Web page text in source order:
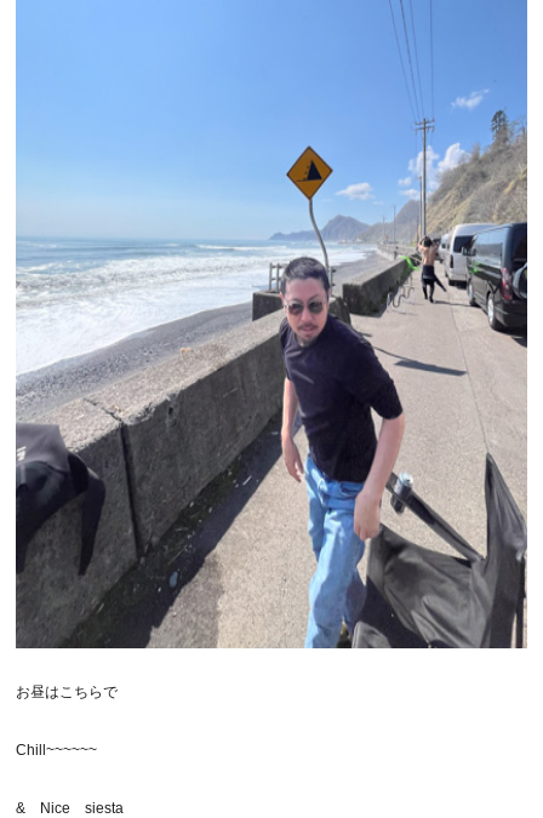
お昼はこちらで
Chill~~~~~~
& Nice siesta